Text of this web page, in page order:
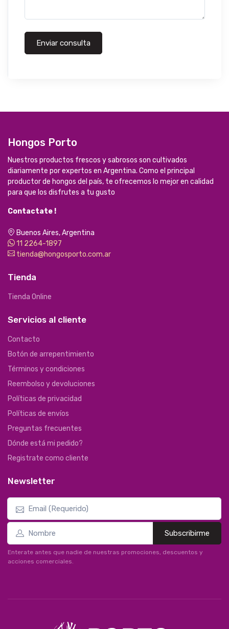
Enviar consulta
Hongos Porto
Nuestros productos frescos y sabrosos son cultivados
diariamente por expertos en Argentina. Como el principal
productor de hongos del país, te ofrecemos lo mejor en calidad
para que los disfrutes a tu gusto
Contactate !
Buenos Aires, Argentina
11 2264-1897
tienda@hongosporto.com.ar
Tienda
Tienda Online
Servicios al cliente
Contacto
Botón de arrepentimiento
Términos y condiciones
Reembolso y devoluciones
Políticas de privacidad
Políticas de envíos
Preguntas frecuentes
Dónde está mi pedido?
Registrate como cliente
Newsletter
Subscribirme
Enterate antes que nadie de nuestras promociones, descuentos y
acciones comerciales.